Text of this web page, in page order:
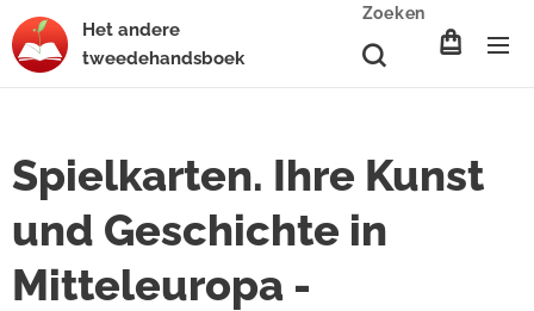
Het andere
tweedehandsboek
Zoeken
Spielkarten. Ihre Kunst
und Geschichte in
Mitteleuropa -